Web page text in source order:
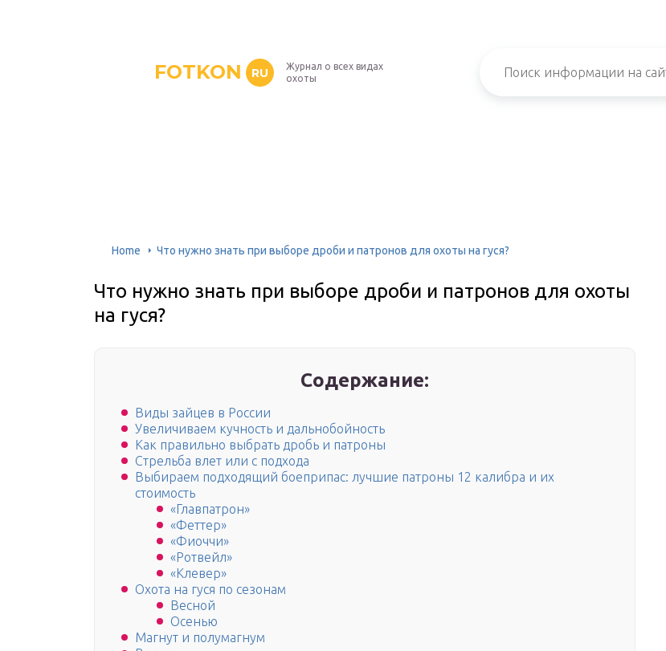
FOTKON RU
Журнал о всех видах
охоты
Home Что нужно знать при выборе дроби и патронов для охоты на гуся?
Что нужно знать при выборе дроби и патронов для охоты
на гуся?
Содержание:
Виды зайцев в России
Увеличиваем кучность и дальнобойность
Как правильно выбрать дробь и патроны
Стрельба влет или с подхода
Выбираем подходящий боеприпас: лучшие патроны 12 калибра и их
стоимость
«Главпатрон»
«Феттер»
«Фиоччи»
«Ротвейл»
«Клевер»
Охота на гуся по сезонам
Весной
Осенью
Магнут и полумагнум